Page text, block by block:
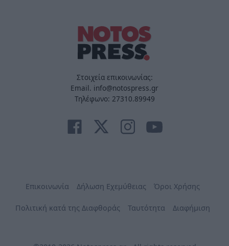
Στοιχεία επικοινωνίας:
Email. info@notospress.gr
Τηλέφωνο: 27310.89949
Επικοινωνία Δήλωση Εχεμύθειας Όροι Χρήσης
Πολιτική κατά της Διαφθοράς Ταυτότητα Διαφήμιση